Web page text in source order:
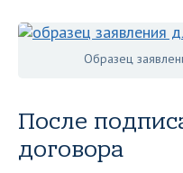
Образец
После
договора